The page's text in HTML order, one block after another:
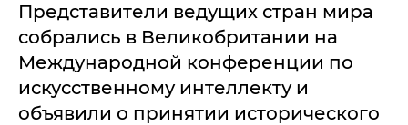
Представители ведущих стран мира
собрались в Великобритании на
Международной конференции по
искусственному интеллекту и
объявили о принятии исторического